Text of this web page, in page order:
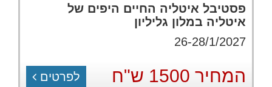
פסטיבל איטליה החיים היפים של
איטליה במלון גליליון
26-28/1/2027
המחיר 1500 ש"ח לפרטים